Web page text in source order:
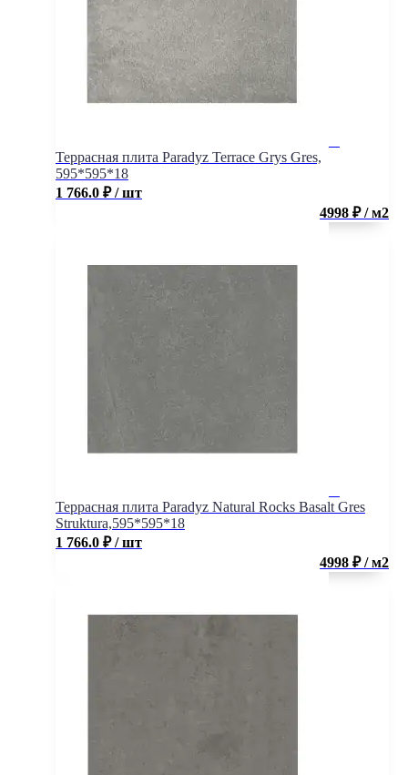
Террасная плита Paradyz Terrace Grys Gres,
595*595*18
1 766.0 ₽ / шт
4998 ₽ / м2
Террасная плита Paradyz Natural Rocks Basalt Gres
Struktura,595*595*18
1 766.0 ₽ / шт
4998 ₽ / м2